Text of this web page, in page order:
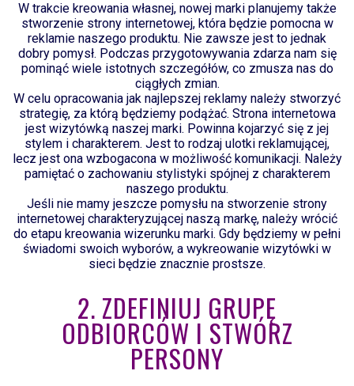
W trakcie kreowania własnej, nowej marki planujemy także
stworzenie strony internetowej, która będzie pomocna w
reklamie naszego produktu. Nie zawsze jest to jednak
dobry pomysł. Podczas przygotowywania zdarza nam się
pominąć wiele istotnych szczegółów, co zmusza nas do
ciągłych zmian.
W celu opracowania jak najlepszej reklamy należy stworzyć
strategię, za którą będziemy podążać. Strona internetowa
jest wizytówką naszej marki. Powinna kojarzyć się z jej
stylem i charakterem. Jest to rodzaj ulotki reklamującej,
lecz jest ona wzbogacona w możliwość komunikacji. Należy
pamiętać o zachowaniu stylistyki spójnej z charakterem
naszego produktu.
Jeśli nie mamy jeszcze pomysłu na stworzenie strony
internetowej charakteryzującej naszą markę, należy wrócić
do etapu kreowania wizerunku marki. Gdy będziemy w pełni
świadomi swoich wyborów, a wykreowanie wizytówki w
sieci będzie znacznie prostsze.
2. ZDEFINIUJ GRUPĘ
ODBIORCÓW I STWÓRZ
PERSONY